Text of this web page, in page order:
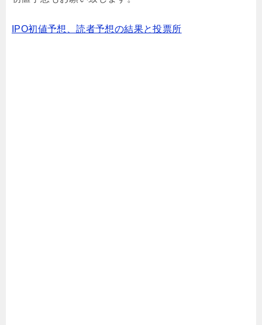
IPO初値予想、読者予想の結果と投票所